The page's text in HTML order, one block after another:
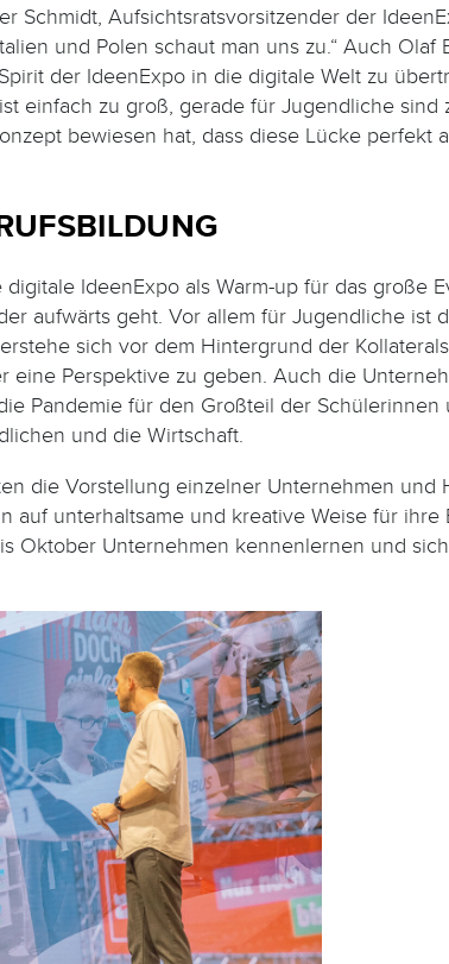
Schmidt, Aufsichtsratsvor­sitzender der
und Polen schaut man uns zu.“ Auch
der IdeenExpo in die digitale Welt zu
einfach zu groß, gerade für Jugendliche
bewiesen hat, dass diese Lücke perfekt
IdeenExpo als Warm-up für das große
aufwärts geht. Vor allem für Jugendliche
sich vor dem Hintergrund der
Perspektive zu geben. Auch die
Pandemie für den Großteil der
und die Wirtschaft.
die Vorstellung einzelner Unternehmen
auf unterhaltsame und kreative Weise für
Oktober Unternehmen kennenlernen und